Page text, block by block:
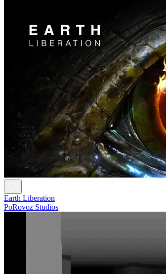
Earth Liberation
PoRovoz Studios